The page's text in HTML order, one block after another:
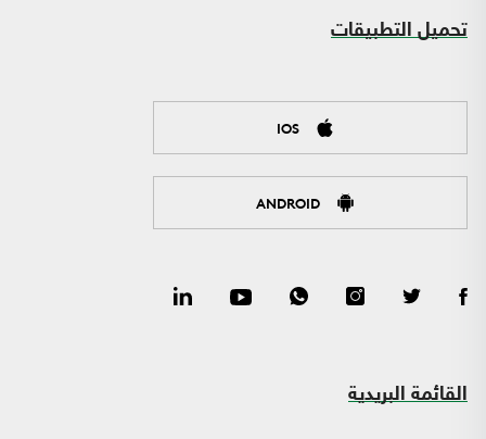
تحميل التطبيقات
IOS
ANDROID
القائمة البريدية